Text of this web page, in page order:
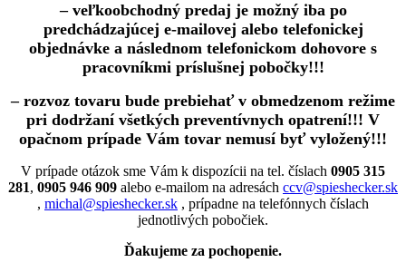
– veľkoobchodný predaj je možný iba po
predchádzajúcej e-mailovej alebo telefonickej
objednávke a následnom telefonickom dohovore s
pracovníkmi príslušnej pobočky!!!
– rozvoz tovaru bude prebiehať v obmedzenom režime
pri dodržaní všetkých preventívnych opatrení!!! V
opačnom prípade Vám tovar nemusí byť vyložený!!!
V prípade otázok sme Vám k dispozícii na tel. číslach 0905 315
281, 0905 946 909 alebo e-mailom na adresách ccv@spieshecker.sk
, michal@spieshecker.sk , prípadne na telefónnych číslach
jednotlivých pobočiek.
Ďakujeme za pochopenie.